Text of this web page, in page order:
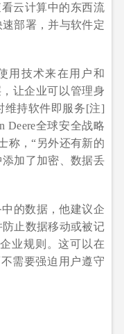
看云计算中的东西流
部署，并与软件定
用技术来在用户和
让企业可以管理身
维持软件即服务[注]
Deere全球安全战略
称，“另外还有新的
加了加密、数据丢
的数据，他建议企
止数据移动或被记
业规则。这可以在
需要强迫用户遵守